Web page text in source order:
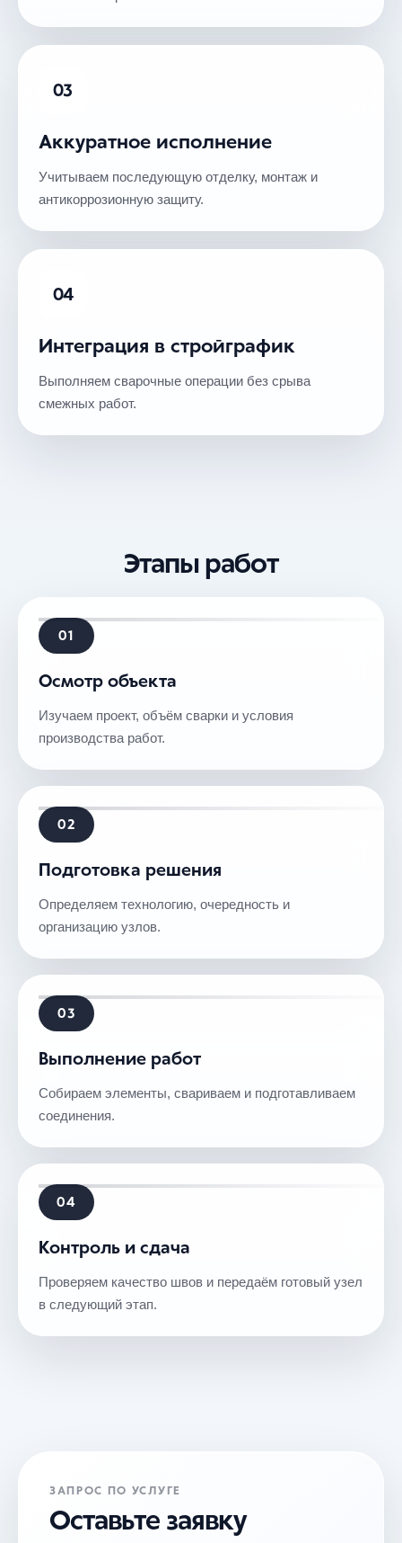
03
Аккуратное исполнение
Учитываем последующую отделку, монтаж и
антикоррозионную защиту.
04
Интеграция в стройграфик
Выполняем сварочные операции без срыва
смежных работ.
Этапы работ
01
Осмотр объекта
Изучаем проект, объём сварки и условия
производства работ.
02
Подготовка решения
Определяем технологию, очередность и
организацию узлов.
03
Выполнение работ
Собираем элементы, свариваем и подготавливаем
соединения.
04
Контроль и сдача
Проверяем качество швов и передаём готовый узел
в следующий этап.
ЗАПРОС ПО УСЛУГЕ
Оставьте заявку